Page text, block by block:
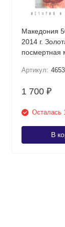
Македония
2014 г.
посмертная
Артикул:
1 700 ₽
Осталась
В